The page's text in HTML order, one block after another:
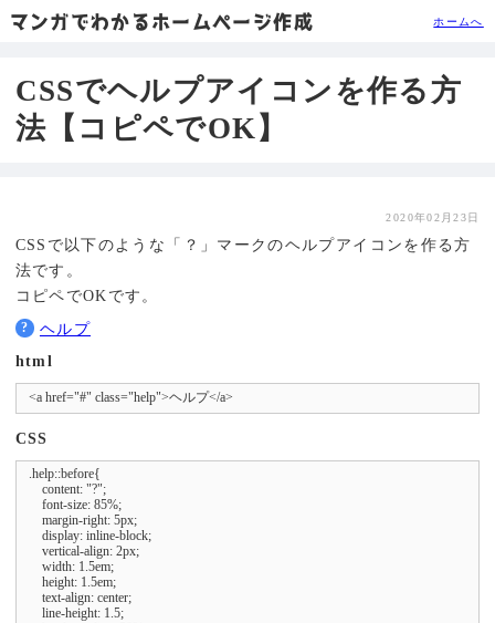
マンガでわかるホームページ作成 ホームへ
CSSでヘルプアイコンを作る方
法【コピペでOK】
2020年02月23日
CSSで以下のような「？」マークのヘルプアイコンを作る方
法です。
コピペでOKです。
ヘルプ
html
<a href="#" class="help">ヘルプ</a>
CSS
.help::before{
    content: "?";
    font-size: 85%;
    margin-right: 5px;
    display: inline-block;
    vertical-align: 2px;
    width: 1.5em;
    height: 1.5em;
    text-align: center;
    line-height: 1.5;